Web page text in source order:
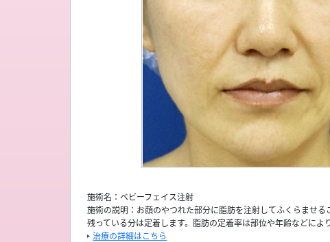
施術名：ベビーフェイス注射
施術の説明：お顔のやつれた部分に脂肪を注射してふくらませ
残っている分は定着します。脂肪の定着率は部位や年齢などによ
治療の詳細はこちら